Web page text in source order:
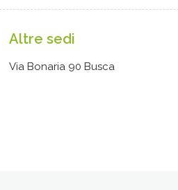
Altre sedi
Via Bonaria 90 Busca